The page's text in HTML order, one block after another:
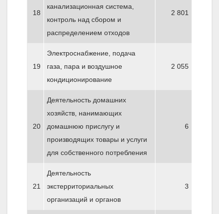
18
канализационная система,
контроль над сбором и
распределением отходов
2 801
19
Электроснабжение, подача
газа, пара и воздушное
кондиционирование
2 055
20
Деятельность домашних
хозяйств, нанимающих
домашнюю прислугу и
производящих товары и услуги
для собственного потребления
6
21
Деятельность
экстерриториальных
организаций и органов
3